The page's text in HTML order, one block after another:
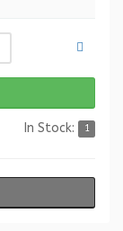
In Stock: 1